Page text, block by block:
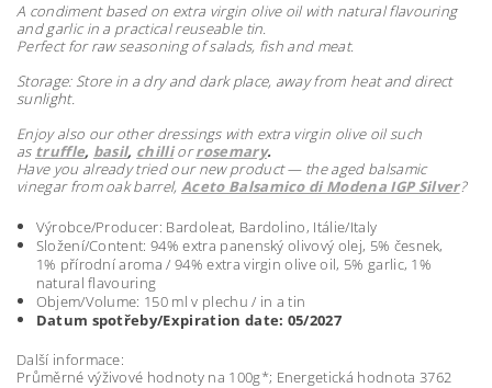
A condiment based on extra virgin olive oil with natural flavouring
and garlic in a practical reuseable tin.
Perfect for raw seasoning of salads, fish and meat.
Storage: Store in a dry and dark place, away from heat and direct
sunlight.
Enjoy also our other dressings with extra virgin olive oil such
as truffle, basil, chilli orrosemary.
Have you already tried our new product — the aged balsamic
vinegar from oak barrel,Aceto Balsamico di Modena IGP Silver?
Výrobce/Producer: Bardoleat, Bardolino, Itálie/Italy
Složení/Content: 94% extra panenský olivový olej, 5% česnek,
1% přírodní aroma / 94% extra virgin olive oil, 5% garlic, 1%
natural flavouring
Objem/Volume: 150 ml v plechu / in a tin
Datum spotřeby/Expiration date: 05/2027
Další informace:
Průměrné výživové hodnoty na 100g*; Energetická hodnota 3762